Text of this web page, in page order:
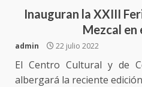
Inauguran la XXIII
Mezcal en
admin 22 julio 2022
El Centro Cultural y de
albergará la reciente
Detienen a
California;
16 julio 2026